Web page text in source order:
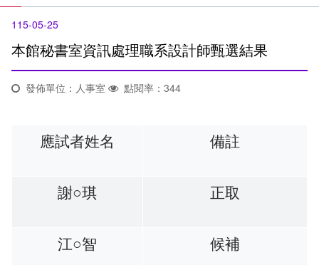
網站服務
關於我們
115-05-25
本館秘書室資訊處理職系設計師甄選結果
發佈單位：人事室 點閱率：344
應試者姓名 備註
謝○琪 正取
江○智 候補